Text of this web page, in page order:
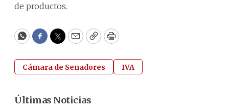
de productos.
WhatsApp
Facebook
Twitter
EmailCopyPrint
Cámara de Senadores IVA
Últimas Noticias